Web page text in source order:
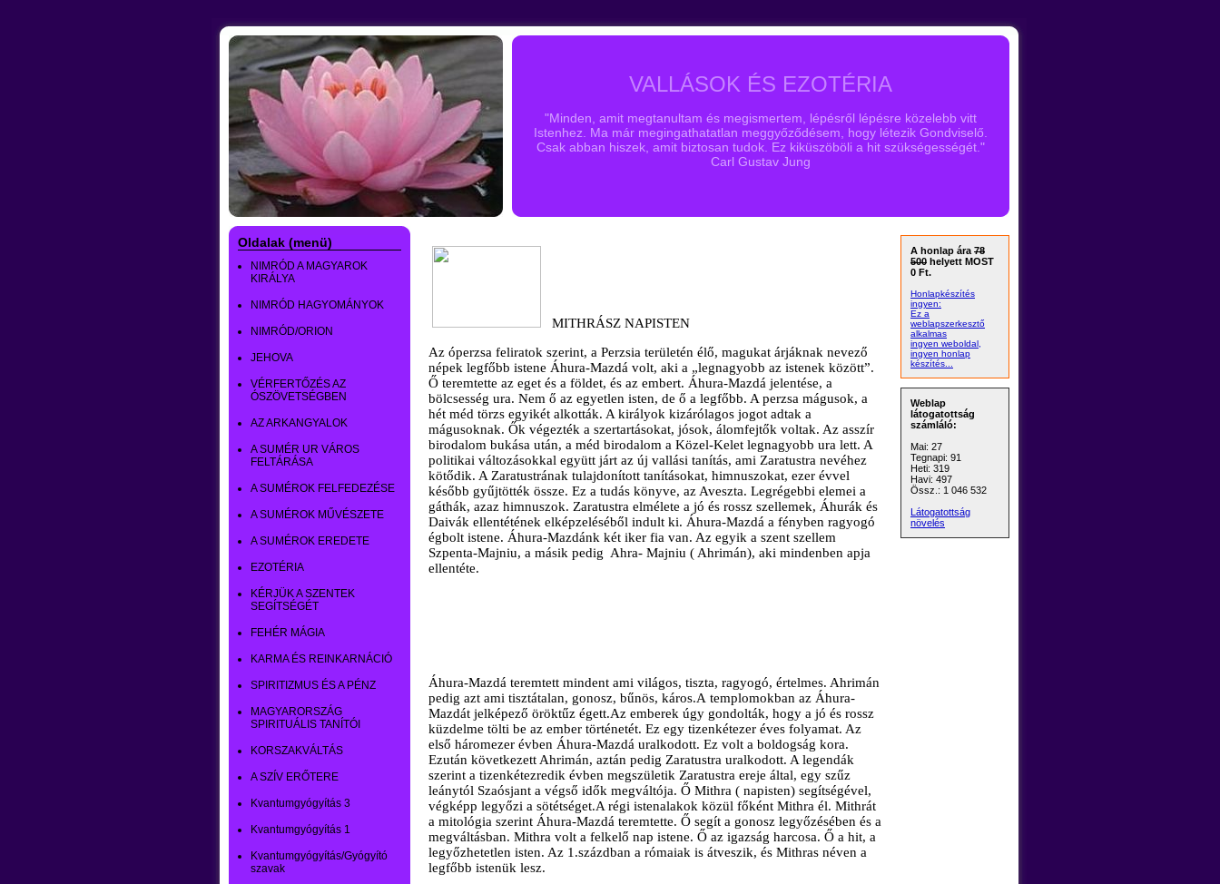
VALLÁSOK ÉS EZOTÉRIA
"Minden, amit megtanultam és megismertem, lépésről lépésre közelebb vitt
Istenhez. Ma már megingathatatlan meggyőződésem, hogy létezik Gondviselő.
Csak abban hiszek, amit biztosan tudok. Ez kiküszöböli a hit szükségességét."
Carl Gustav Jung
Oldalak (menü)
NIMRÓD A MAGYAROK
KIRÁLYA
NIMRÓD HAGYOMÁNYOK
NIMRÓD/ORION
JEHOVA
VÉRFERTŐZÉS AZ
ÓSZÖVETSÉGBEN
AZ ARKANGYALOK
A SUMÉR UR VÁROS
FELTÁRÁSA
A SUMÉROK FELFEDEZÉSE
A SUMÉROK MŰVÉSZETE
A SUMÉROK EREDETE
EZOTÉRIA
KÉRJÜK A SZENTEK
SEGÍTSÉGÉT
FEHÉR MÁGIA
KARMA ÉS REINKARNÁCIÓ
SPIRITIZMUS ÉS A PÉNZ
MAGYARORSZÁG
SPIRITUÁLIS TANÍTÓI
KORSZAKVÁLTÁS
A SZÍV ERŐTERE
Kvantumgyógyítás 3
Kvantumgyógyítás 1
Kvantumgyógyítás/Gyógyító
szavak
MITHRÁSZ NAPISTEN
Az óperzsa feliratok szerint, a Perzsia területén élő, magukat árjáknak nevező
népek legfőbb istene Áhura-Mazdá volt, aki a „legnagyobb az istenek között”.
Ő teremtette az eget és a földet, és az embert. Áhura-Mazdá jelentése, a
bölcsesség ura. Nem ő az egyetlen isten, de ő a legfőbb. A perzsa mágusok, a
hét méd törzs egyikét alkották. A királyok kizárólagos jogot adtak a
mágusoknak. Ők végezték a szertartásokat, jósok, álomfejtők voltak. Az asszír
birodalom bukása után, a méd birodalom a Közel-Kelet legnagyobb ura lett. A
politikai változásokkal együtt járt az új vallási tanítás, ami Zaratustra nevéhez
kötődik. A Zaratustrának tulajdonított tanításokat, himnuszokat, ezer évvel
később gyűjtötték össze. Ez a tudás könyve, az Aveszta. Legrégebbi elemei a
gáthák, azaz himnuszok. Zaratustra elmélete a jó és rossz szellemek, Áhurák és
Daivák ellentétének elképzeléséből indult ki. Áhura-Mazdá a fényben ragyogó
égbolt istene. Áhura-Mazdánk két iker fia van. Az egyik a szent szellem
Szpenta-Majniu, a másik pedig Ahra- Majniu ( Ahrimán), aki mindenben apja
ellentéte.
Áhura-Mazdá teremtett mindent ami világos, tiszta, ragyogó, értelmes. Ahrimán
pedig azt ami tisztátalan, gonosz, bűnös, káros.A templomokban az Áhura-
Mazdát jelképező öröktűz égett.Az emberek úgy gondolták, hogy a jó és rossz
küzdelme tölti be az ember történetét. Ez egy tizenkétezer éves folyamat. Az
első háromezer évben Áhura-Mazdá uralkodott. Ez volt a boldogság kora.
Ezután következett Ahrimán, aztán pedig Zaratustra uralkodott. A legendák
szerint a tizenkétezredik évben megszületik Zaratustra ereje által, egy szűz
leánytól Szaósjant a végső idők megváltója. Ő Mithra ( napisten) segítségével,
végképp legyőzi a sötétséget.A régi istenalakok közül főként Mithra él. Mithrát
a mitológia szerint Áhura-Mazdá teremtette. Ő segít a gonosz legyőzésében és a
megváltásban. Mithra volt a felkelő nap istene. Ő az igazság harcosa. Ő a hit, a
legyőzhetetlen isten. Az 1.százdban a rómaiak is átveszik, és Mithras néven a
legfőbb istenük lesz.
A honlap ára 78
500 helyett MOST
0 Ft.
Honlapkészítés
ingyen:
Ez a
weblapszerkesztő
alkalmas
ingyen weboldal,
ingyen honlap
készítés...
Weblap
látogatottság
számláló:
Mai: 27
Tegnapi: 91
Heti: 319
Havi: 497
Össz.: 1 046 532
Látogatottság
növelés